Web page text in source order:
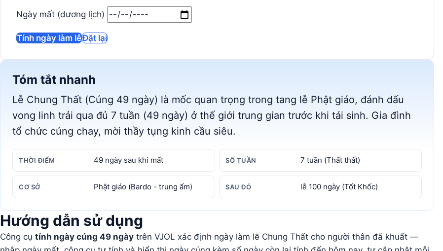
Ngày mất (dương lịch)
Tính ngày làm lễĐặt lại
Tóm tắt nhanh
Lễ Chung Thất (Cúng 49 ngày) là mốc quan trọng trong tang lễ Phật giáo, đánh dấu
vong linh trải qua đủ 7 tuần (49 ngày) ở thế giới trung gian trước khi tái sinh. Gia đình
tổ chức cúng chay, mời thầy tụng kinh cầu siêu.
THỜI ĐIỂM 49 ngày sau khi mất SỐ TUẦN 7 tuần (Thất thất)
CƠ SỞ Phật giáo (Bardo - trung ấm) SAU ĐÓ lễ 100 ngày (Tốt Khốc)
Hướng dẫn sử dụng
Công cụ tính ngày cúng 49 ngày trên VJOL xác định ngày làm lễ Chung Thất cho người thân đã khuất —